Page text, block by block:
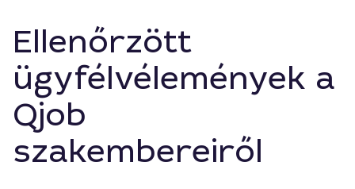
Ellenőrzött
ügyfélvélemények a
Qjob
szakembereiről